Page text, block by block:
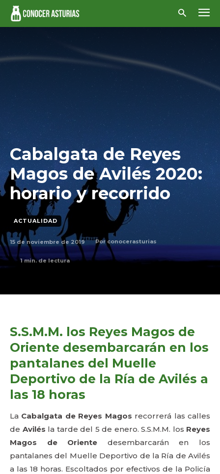
Cabalgata de Reyes
Magos de Avilés 2020:
horario y recorrido
ACTUALIDAD
15 de noviembre de 2019 Por conocerasturias
1min. de lectura
S.S.M.M. los Reyes Magos de
Oriente desembarcarán en los
pantalanes del Muelle
Deportivo de la Ría de Avilés a
las 18 horas
La Cabalgata de Reyes Magos recorrerá las calles
de Avilés la tarde del 5 de enero. S.S.M.M. los Reyes
Magos de Oriente desembarcarán en los
pantalanes del Muelle Deportivo de la Ría de Avilés
a las 18 horas. Escoltados por efectivos de la Policía